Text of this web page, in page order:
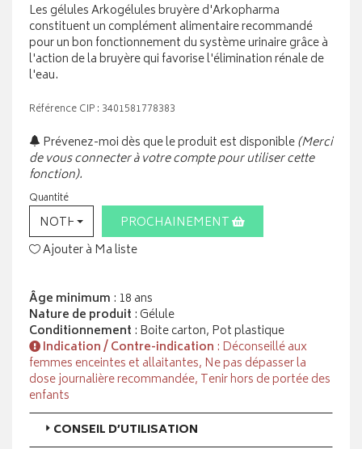
Les gélules Arkogélules bruyère d'Arkopharma
constituent un complément alimentaire recommandé
pour un bon fonctionnement du système urinaire grâce à
l'action de la bruyère qui favorise l'élimination rénale de
l'eau.
Référence CIP : 3401581778383
Prévenez-moi dès que le produit est disponible(Merci
de vous connecter à votre compte pour utiliser cette
fonction).
Quantité
NOTHING SELECTEDPROCHAINEMENT
Ajouter à Ma liste
Âge minimum : 18 ans
Nature de produit : Gélule
Conditionnement : Boite carton, Pot plastique
Indication / Contre-indication : Déconseillé aux
femmes enceintes et allaitantes, Ne pas dépasser la
dose journalière recommandée, Tenir hors de portée des
enfants
CONSEIL D’UTILISATION